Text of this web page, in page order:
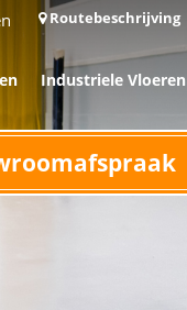
Routebeschrijving
Industriele Vloeren